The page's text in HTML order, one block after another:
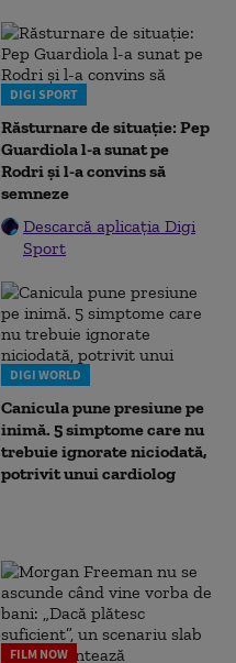
DIGI SPORT
Răsturnare de situație: Pep
Guardiola l-a sunat pe
Rodri și l-a convins să
semneze
Descarcă aplicația Digi
Sport
DIGI WORLD
Canicula pune presiune pe
inimă. 5 simptome care nu
trebuie ignorate niciodată,
potrivit unui cardiolog
FILM NOW